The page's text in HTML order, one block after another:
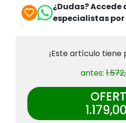
¿Dudas? Accede
especialistas
¡Este artículo tiene
antes: